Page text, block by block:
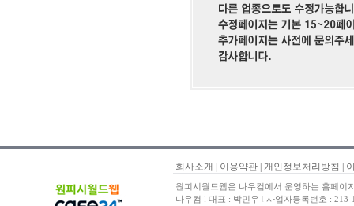
회사소개 이용약관 개인정보처리방침
원피시월드웹은 나우컴에서 운영하는 홈페이
나우컴 l 대표 : 박민우 l 사업자등록번호 :